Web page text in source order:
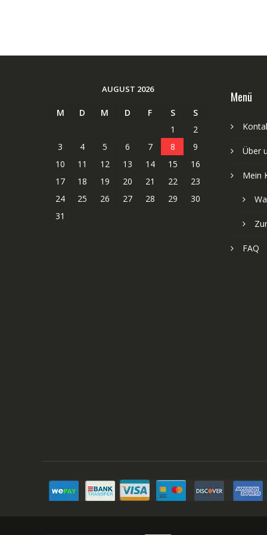
AUGUST 2026
M D M D F S
S
1
2
3
4 5 6 7 8
9
10
11 12 13 14 15
16
17
18 19 20 21 22
23
24
25 26 27 28 29
30
31
Menü
Über
Mein
FAQ